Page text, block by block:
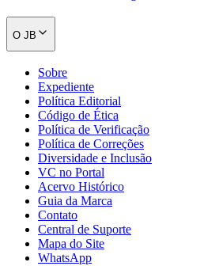
Santos
O JB
Sobre
Expediente
Política Editorial
Código de Ética
Política de Verificação
Política de Correções
Diversidade e Inclusão
VC no Portal
Acervo Histórico
Guia da Marca
Contato
Central de Suporte
Mapa do Site
WhatsApp